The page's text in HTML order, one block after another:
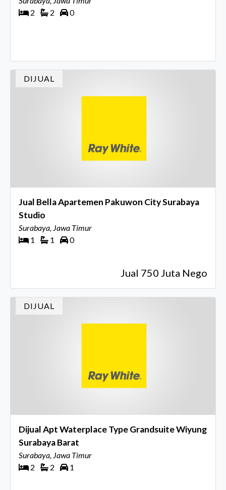
2
2 0
DIJUAL
Jual Bella Apartemen Pakuwon City Surabaya
Studio
Surabaya, Jawa Timur
1
1 0
Jual 750 Juta Nego
DIJUAL
Dijual Apt Waterplace Type Grandsuite Wiyung
Surabaya Barat
Surabaya, Jawa Timur
2
2 1